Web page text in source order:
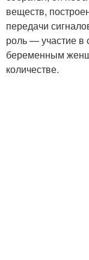
веществ,
передачи
роль — участие в
беременным
количестве.